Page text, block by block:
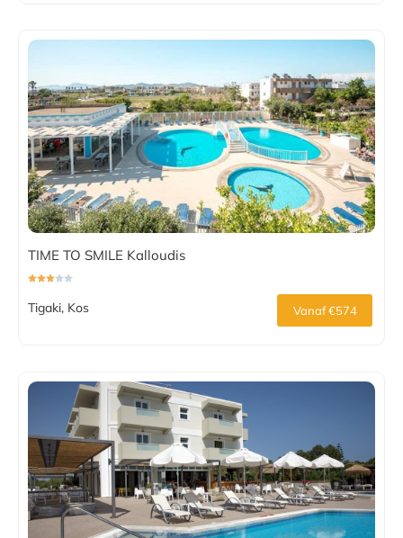
TIME TO SMILE Kalloudis
Tigaki, Kos Vanaf €574